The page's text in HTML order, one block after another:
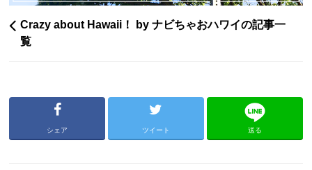
Crazy about Hawaii！ by ナビちゃおハワイの記事一
覧
シェア ツイート 送る